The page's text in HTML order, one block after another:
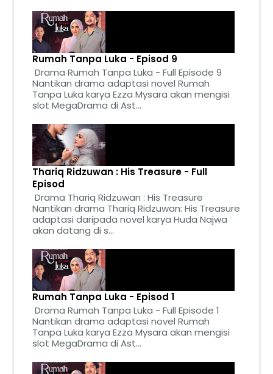
Rumah Tanpa Luka - Episod 9
Drama Rumah Tanpa Luka - Full Episode 9
Nantikan drama adaptasi novel Rumah
Tanpa Luka karya Ezza Mysara akan mengisi
slot MegaDrama di Ast...
Thariq Ridzuwan : His Treasure - Full
Episod
Drama Thariq Ridzuwan : His Treasure
Nantikan drama Thariq Ridzuwan: His Treasure
adaptasi daripada novel karya Huda Najwa
akan datang di s...
Rumah Tanpa Luka - Episod 1
Drama Rumah Tanpa Luka - Full Episode 1
Nantikan drama adaptasi novel Rumah
Tanpa Luka karya Ezza Mysara akan mengisi
slot MegaDrama di Ast...